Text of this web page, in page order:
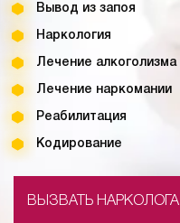
Вывод из запоя
Наркология
Лечение алкоголизма
Лечение наркомании
Реабилитация
Кодирование
ВЫЗВАТЬ НАРКОЛОГА